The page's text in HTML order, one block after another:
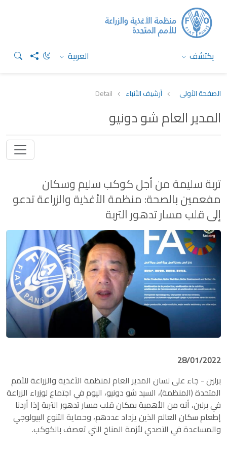
يكتشف العربية
الصفحة الأولى أرشيف الأنباء Detail
المدير العام شو دونيو
تربة سليمة من أجل كوكب سليم وسكان
مفعمين بالصحة: منظمة الأغذية والزراعة تدعو
إلى قلب مسار تدهور التربة
28/01/2022
برلين- جاء على لسان المدير العام لمنظمة الأغذية والزراعة للأمم
المتحدة (المنظمة)، السيد شو دونيو، اليوم في اجتماع لوزراء الزراعة
في برلين، أنه من الأهمية بمكان قلب مسار تدهور التربة إذا أردنا
إطعام سكان العالم الذين يزداد عددهم، وحماية التنوع البيولوجي
والمساعدة في التصدي لأزمة المناخ التي تعصف بالكوكب.